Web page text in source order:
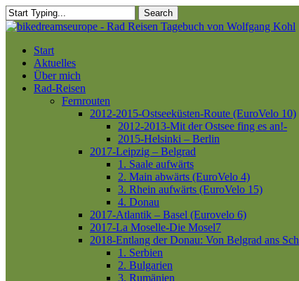
Skip
to
content
Search
Close
Menu
Start
Aktuelles
Über mich
Rad-Reisen
Fernrouten
2012-2015-Ostseeküsten-Route (EuroVelo 10)
2012-2013-Mit der Ostsee fing es an!-
2015-Helsinki – Berlin
2017-Leipzig – Belgrad
1. Saale aufwärts
2. Main abwärts (EuroVelo 4)
3. Rhein aufwärts (EuroVelo 15)
4. Donau
2017-Atlantik – Basel (Eurovelo 6)
2017-La Moselle-Die Mosel7
2018-Entlang der Donau: Von Belgrad ans
1. Serbien
2. Bulgarien
3. Rumänien